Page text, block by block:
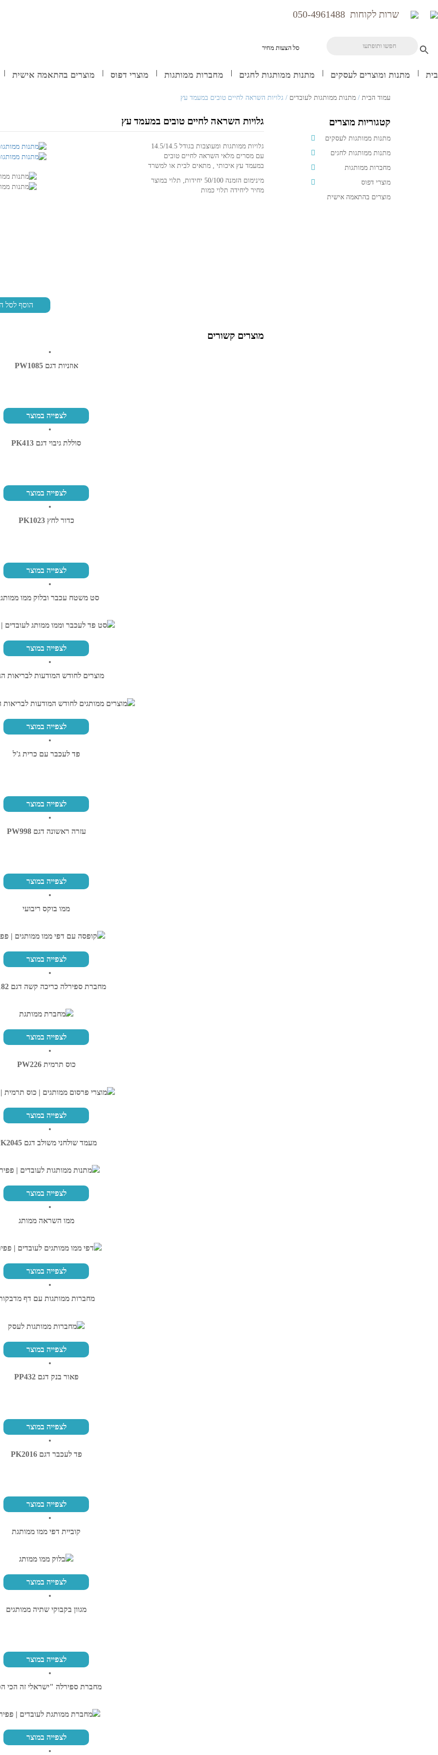
שרות לקוחות
סל הצעות מחיר
בית מתנות ומוצרים לעסקים מתנות ממותגות לחגים מחברות ממותגות מוצרי דפוס מוצרים בהתאמה אישית
עמוד הבית / מתנות ממותגות לעובדים / גלויות השראה לחיים טובים במעמד עץ
קטגוריות מוצרים
מתנות ממותגות לעסקים
מתנות ממותגות לחגים
מחברות ממותגות
מוצרי דפוס
מוצרים בהתאמה אישית
גלויות השראה לחיים טובים במעמד עץ
גלויות ממותגות ומעוצבות בגודל 14.5/14.5
עם מסרים מלאי השראה לחיים טובים
במעמד עץ איכותי , מתאים לבית או למשרד
מינימום הזמנה 50/100 יחידות, תלוי במוצר
מחיר ליחידה תלוי כמות
הוסף לסל
מוצרים קשורים
אוזניות דגם PW1085
לצפייה במוצר
סוללת גיבוי דגם PK413
לצפייה במוצר
כדור לחץ PK1023
לצפייה במוצר
סט משטח עכבר ובלוק ממו
לצפייה במוצר
מוצרים לחודש המודעות לבריאות
לצפייה במוצר
פד לעכבר עם כרית ג'ל
לצפייה במוצר
עזרה ראשונה דגם PW998
לצפייה במוצר
ממו בוקס ריבועי
לצפייה במוצר
מחברת ספירלה כריכה קשה דגם PK182
לצפייה במוצר
כוס תרמית PW226
לצפייה במוצר
מעמד שולחני משולב דגם PK2045
לצפייה במוצר
ממו השראה ממותג
לצפייה במוצר
מחברות ממותגות עם דף
לצפייה במוצר
פאור בנק דגם PP432
לצפייה במוצר
פד לעכבר דגם PK2016
לצפייה במוצר
קוביית דפי ממו ממותגת
לצפייה במוצר
מגוון בקבוקי שתיה ממותגים
לצפייה במוצר
מחברת ספירלה "ישראלי זה הכי
לצפייה במוצר